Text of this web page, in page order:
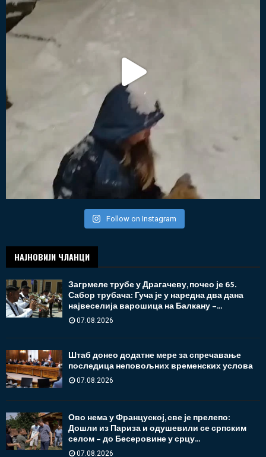
Follow on Instagram
НАЈНОВИЈИ ЧЛАНЦИ
Загрмеле трубе у Драгачеву, почео је 65.
Сабор трубача: Гуча је у наредна два дана
највеселија варошица на Балкану –...
07.08.2026
Штаб донео додатне мере за спречавање
последица неповољних временских услова
07.08.2026
Ово нема у Француској, све је прелепо:
Дошли из Париза и одушевили се српским
селом – до Бесеровине у срцу...
07.08.2026